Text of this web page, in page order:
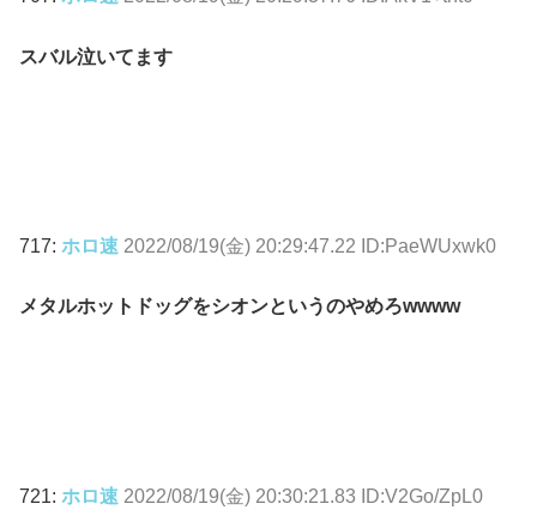
スバル泣いてます
717: ホロ速 2022/08/19(金) 20:29:47.22 ID:PaeWUxwk0
メタルホットドッグをシオンというのやめろwwww
721: ホロ速 2022/08/19(金) 20:30:21.83 ID:V2Go/ZpL0